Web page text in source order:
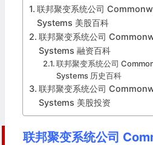
联邦聚变系统公司
Systems 美股百科
联邦聚变系统公司
Systems 融资百科
联邦聚变系统公司
Systems 历史百科
联邦聚变系统公司
Systems 美股投资
联邦聚变系统公司